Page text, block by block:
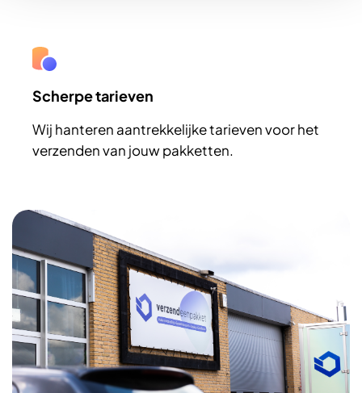
Scherpe tarieven
Wij hanteren aantrekkelijke tarieven voor het
verzenden van jouw pakketten.